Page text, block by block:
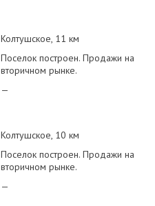
Колтушское 11 км
Поселок построен. Продажи на
вторичном рынке.
—
Колтушское 10 км
Поселок построен. Продажи на
вторичном рынке.
—